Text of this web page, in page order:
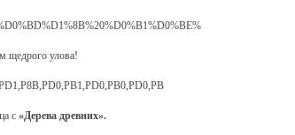
щедрого улова!
с «Дерева древних».